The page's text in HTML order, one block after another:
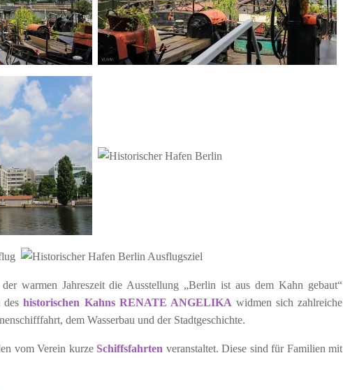
warmen Jahreszeit die Ausstellung „Berlin ist aus dem Kahn gebaut“
deshistorischen Kahns RENATE ANGELIKA widmen sich zahlreiche
dem Wasserbau und der Stadtgeschichte.
vom Verein kurzeSchiffsfahrten veranstaltet. Diese sind für Familien mit